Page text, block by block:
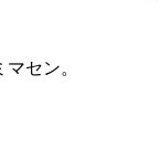
セン。